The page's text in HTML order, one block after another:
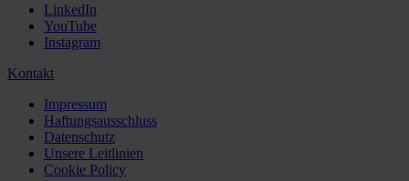
LinkedIn
YouTube
Instagram
Kontakt
Impressum
Haftungsausschluss
Datenschutz
Unsere Leitlinien
Cookie Policy